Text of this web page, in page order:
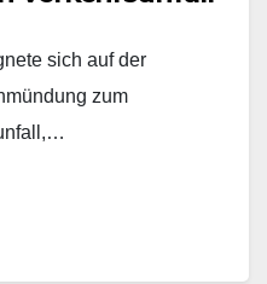
sich auf der
zum